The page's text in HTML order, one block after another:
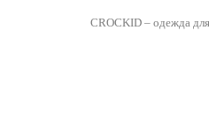
CROCKID – одежда